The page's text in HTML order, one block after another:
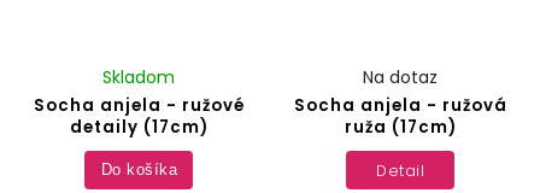
Socha anjela - ružové
detaily (17cm)
Skladom
Do košíka
Socha anjela - ružová
ruža (17cm)
Na dotaz
Detail